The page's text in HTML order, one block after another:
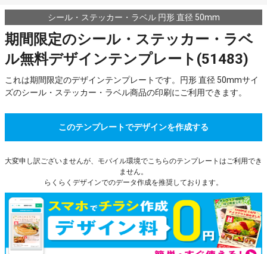
シール・ステッカー・ラベル 円形 直径 50mm
期間限定のシール・ステッカー・ラベ
ル無料デザインテンプレート(51483)
これは期間限定のデザインテンプレートです。円形 直径 50mmサイ
ズのシール・ステッカー・ラベル商品の印刷にご利用できます。
このテンプレートでデザインを作成する
大変申し訳ございませんが、モバイル環境でこちらのテンプレートはご利用でき
ません。
らくらくデザインでのデータ作成を推奨しております。